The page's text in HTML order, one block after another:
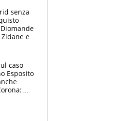
senza
e
caso
Esposito